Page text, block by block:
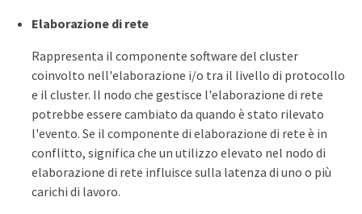
Elaborazione di rete
Rappresenta il componente software del cluster
coinvolto nell'elaborazione i/o tra il livello di protocollo
e il cluster. Il nodo che gestisce l'elaborazione di rete
potrebbe essere cambiato da quando è stato rilevato
l'evento. Se il componente di elaborazione di rete è in
conflitto, significa che un utilizzo elevato nel nodo di
elaborazione di rete influisce sulla latenza di uno o più
carichi di lavoro.